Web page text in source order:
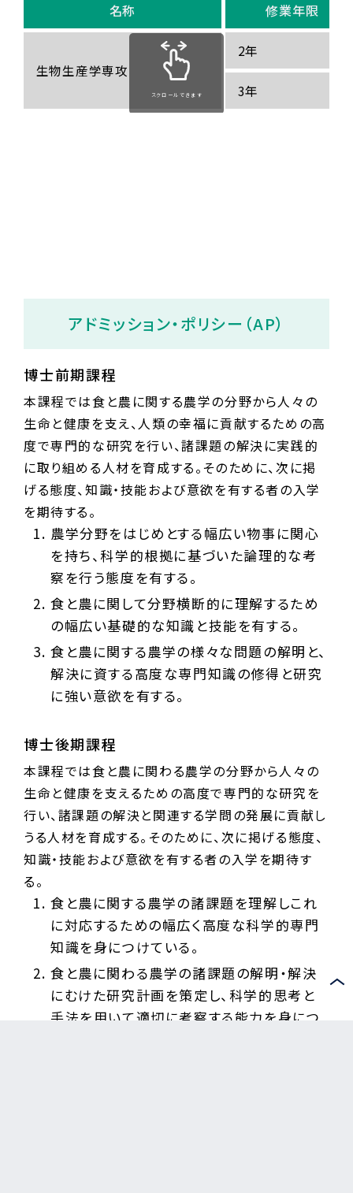
名称 修業年限
生物生産学専攻
2年
3年
スクロールできます
アドミッション・ポリシー（AP）
博士前期課程
本課程では食と農に関する農学の分野から人々の
生命と健康を支え、人類の幸福に貢献するための高
度で専門的な研究を行い、諸課題の解決に実践的
に取り組める人材を育成する。そのために、次に掲
げる態度、知識・技能および意欲を有する者の入学
を期待する。
農学分野をはじめとする幅広い物事に関心
を持ち、科学的根拠に基づいた論理的な考
察を行う態度を有する。
食と農に関して分野横断的に理解するため
の幅広い基礎的な知識と技能を有する。
食と農に関する農学の様々な問題の解明と、
解決に資する高度な専門知識の修得と研究
に強い意欲を有する。
博士後期課程
本課程では食と農に関わる農学の分野から人々の
生命と健康を支えるための高度で専門的な研究を
行い、諸課題の解決と関連する学問の発展に貢献し
うる人材を育成する。そのために、次に掲げる態度、
知識・技能および意欲を有する者の入学を期待す
る。
食と農に関する農学の諸課題を理解しこれ
に対応するための幅広く高度な科学的専門
知識を身につけている。
食と農に関わる農学の諸課題の解明・解決
にむけた研究計画を策定し、科学的思考と
手法を用いて適切に考察する能力を身につ